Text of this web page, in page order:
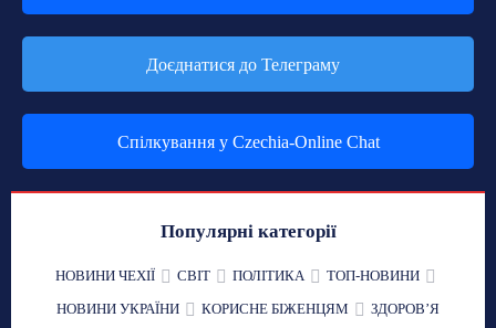
Доєднатися до Телеграму
Спілкування у Czechia-Online Chat
Популярні категорії
НОВИНИ ЧЕХІЇ СВІТ ПОЛІТИКА
ТОП-НОВИНИ
НОВИНИ УКРАЇНИ
КОРИСНЕ БІЖЕНЦЯМ ЗДОРОВʼЯ